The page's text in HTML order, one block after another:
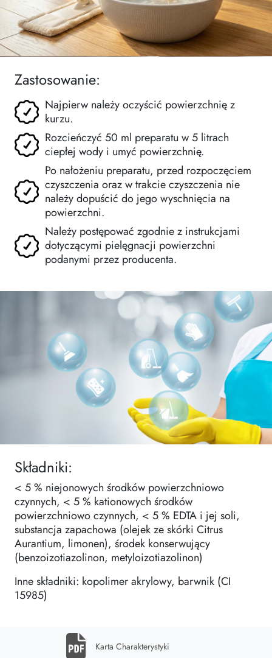
Zastosowanie:
Najpierw należy oczyścić powierzchnię z
kurzu.
Rozcieńczyć 50 ml preparatu w 5 litrach
ciepłej wody i umyć powierzchnię.
Po nałożeniu preparatu, przed rozpoczęciem
czyszczenia oraz w trakcie czyszczenia nie
należy dopuścić do jego wyschnięcia na
powierzchni.
Należy postępować zgodnie z instrukcjami
dotyczącymi pielęgnacji powierzchni
podanymi przez producenta.
Składniki:
< 5 % niejonowych środków powierzchniowo
czynnych, < 5 % kationowych środków
powierzchniowo czynnych, < 5 % EDTA i jej soli,
substancja zapachowa (olejek ze skórki Citrus
Aurantium, limonen), środek konserwujący
(benzoizotiazolinon, metyloizotiazolinon)
Inne składniki: kopolimer akrylowy, barwnik (CI
15985)
Karta Charakterystyki